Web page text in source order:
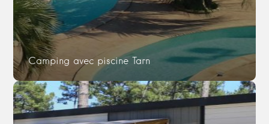
Camping avec piscine Tarn